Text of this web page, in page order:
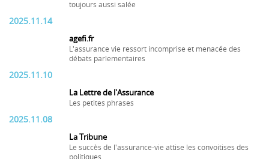
toujours aussi salée
2025.11.14
agefi.fr
L'assurance vie ressort incomprise et menacée des
débats parlementaires
2025.11.10
La Lettre de l'Assurance
Les petites phrases
2025.11.08
La Tribune
Le succès de l'assurance-vie attise les convoitises des
politiques